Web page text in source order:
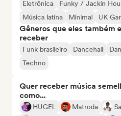
Eletrônica Funky / Jackin
Música latina
Minimal UK
Gêneros que eles também
receber
Funk brasileiro Dancehall
Techno
Quer receber música
como...
HUGEL Matroda